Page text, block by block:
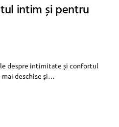
intim și pentru
despre intimitate și confortul
mai deschise și…